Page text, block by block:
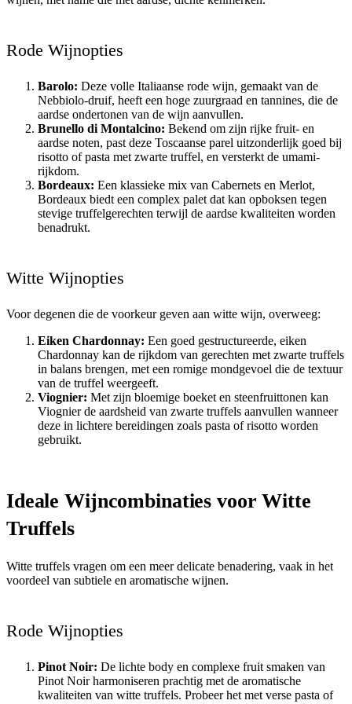
Rode Wijnopties
Barolo: Deze volle Italiaanse rode wijn, gemaakt van de
Nebbiolo-druif, heeft een hoge zuurgraad en tannines, die de
aardse ondertonen van de wijn aanvullen.
Brunello di Montalcino: Bekend om zijn rijke fruit- en
aardse noten, past deze Toscaanse parel uitzonderlijk goed bij
risotto of pasta met zwarte truffel, en versterkt de umami-
rijkdom.
Bordeaux: Een klassieke mix van Cabernets en Merlot,
Bordeaux biedt een complex palet dat kan opboksen tegen
stevige truffelgerechten terwijl de aardse kwaliteiten worden
benadrukt.
Witte Wijnopties
Voor degenen die de voorkeur geven aan witte wijn, overweeg:
Eiken Chardonnay: Een goed gestructureerde, eiken
Chardonnay kan de rijkdom van gerechten met zwarte truffels
in balans brengen, met een romige mondgevoel die de textuur
van de truffel weergeeft.
Viognier: Met zijn bloemige boeket en steenfruittonen kan
Viognier de aardsheid van zwarte truffels aanvullen wanneer
deze in lichtere bereidingen zoals pasta of risotto worden
gebruikt.
Ideale Wijncombinaties voor Witte
Truffels
Witte truffels vragen om een meer delicate benadering, vaak in het
voordeel van subtiele en aromatische wijnen.
Rode Wijnopties
Pinot Noir: De lichte body en complexe fruit smaken van
Pinot Noir harmoniseren prachtig met de aromatische
kwaliteiten van witte truffels. Probeer het met verse pasta of